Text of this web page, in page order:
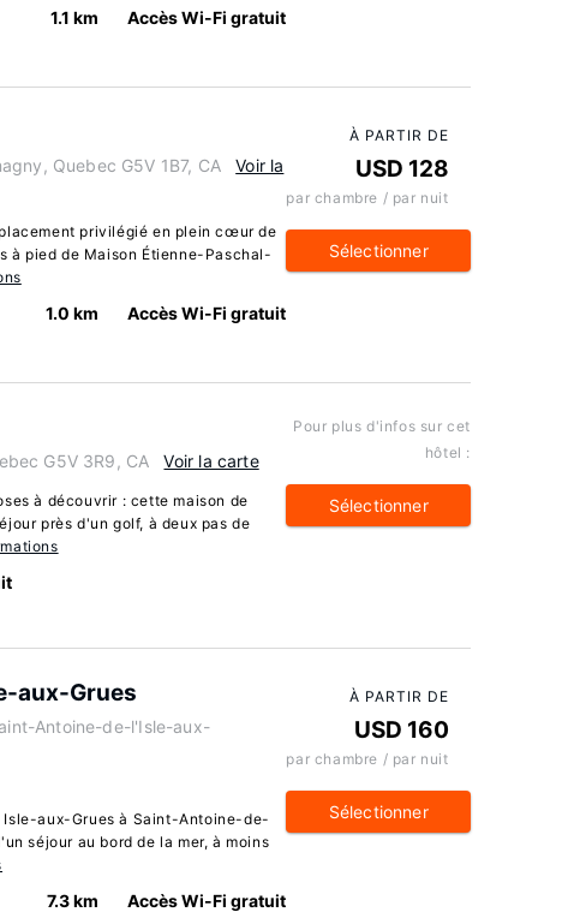
1.1 km Accès Wi-Fi gratuit
Quebec G5V 1B7, CA
Voir la
privilégié en plein cœur de
à pied de Maison Étienne-Paschal-
1.0 km Accès Wi-Fi gratuit
À PARTIR DE
USD 128
par chambre / par nuit
Sélectionner
G5V 3R9, CA Voir la carte
à découvrir : cette maison de
près d'un golf, à deux pas de
Pour plus d'infos sur cet
hôtel :
Sélectionner
aux-Grues
Antoine-de-l'Isle-aux-
Isle-aux-Grues à Saint-Antoine-de-
séjour au bord de la mer, à moins
7.3 km Accès Wi-Fi gratuit
À PARTIR DE
USD 160
par chambre / par nuit
Sélectionner